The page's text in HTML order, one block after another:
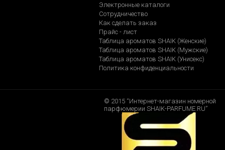
Электронные каталоги
Сотрудничество
Как сделать заказ
Прайс - лист
Таблица ароматов SHAIK (Женские)
Таблица ароматов SHAIK (Мужские)
Таблица ароматов SHAIK (Унисекс)
Политика конфиденциальности
© 2015 “Интернет-магазин номерной
парфюмерии SHAIK-PARFUME.RU”